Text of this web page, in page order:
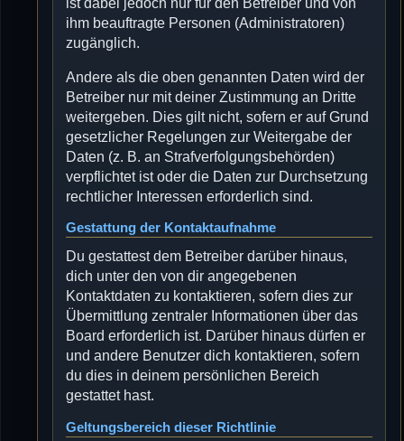
ihm beauftragte Personen (Administratoren)
zugänglich.
Andere als die oben genannten Daten wird der
Betreiber nur mit deiner Zustimmung an Dritte
weitergeben. Dies gilt nicht, sofern er auf Grund
gesetzlicher Regelungen zur Weitergabe der
Daten (z. B. an Strafverfolgungsbehörden)
verpflichtet ist oder die Daten zur Durchsetzung
rechtlicher Interessen erforderlich sind.
Gestattung der Kontaktaufnahme
Du gestattest dem Betreiber darüber hinaus,
dich unter den von dir angegebenen
Kontaktdaten zu kontaktieren, sofern dies zur
Übermittlung zentraler Informationen über das
Board erforderlich ist. Darüber hinaus dürfen er
und andere Benutzer dich kontaktieren, sofern
du dies in deinem persönlichen Bereich
gestattet hast.
Geltungsbereich dieser Richtlinie